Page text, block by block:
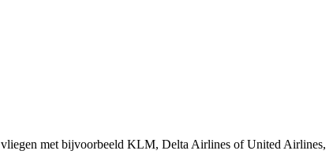
vliegen met bijvoorbeeld KLM, Delta Airlines of United Airlines,